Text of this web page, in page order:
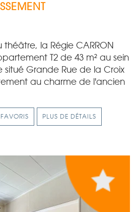
la Régie CARRON
T2 de 43 m² au sein
situé Grande Rue de la Croix
au charme de l'ancien
PLUS DE DÉTAILS